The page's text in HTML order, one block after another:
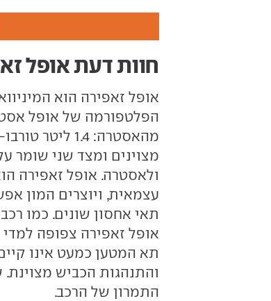
חוות דעת אופל
אופל זאפירה הוא
הפלטפורמה של אופל
מצוינים ומצד שני שומר
ולאסטרה. אופל זאפירה
תאי אחסון שונים. כמו
אופל זאפירה צפופה
תא המטען כמעט אינו
והתנהגות הכביש
התמרון של הרכב.